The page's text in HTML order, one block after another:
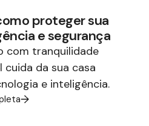
proteger sua
e segurança
com tranquilidade
cuida da sua casa
e inteligência.